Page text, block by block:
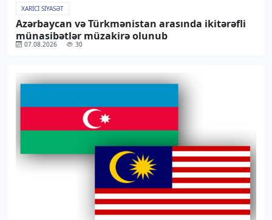
XARICI SIYASƏT
Azərbaycan və Türkmənistan arasında ikitərəfli
münasibətlər müzakirə olunub
07.08.2026 30